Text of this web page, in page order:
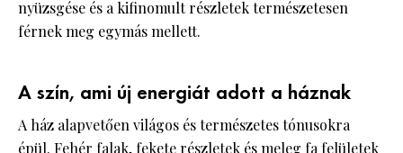
nyüzsgése és a kifinomult részletek természetesen
férnek meg egymás mellett.
A szín, ami új energiát adott a háznak
A ház alapvetően világos és természetes tónusokra
épül. Fehér falak, fekete részletek és meleg fa felületek